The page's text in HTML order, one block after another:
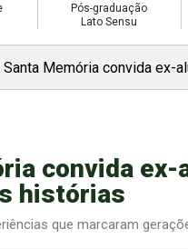
Pós-graduação
Lato Sensu
Memória convida ex-
convida
histórias
que marcaram